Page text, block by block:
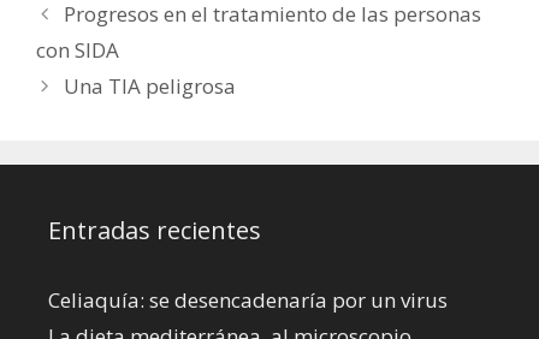
Progresos en el tratamiento de las personas
con SIDA
Una TIA peligrosa
Entradas recientes
Celiaquía: se desencadenaría por un virus